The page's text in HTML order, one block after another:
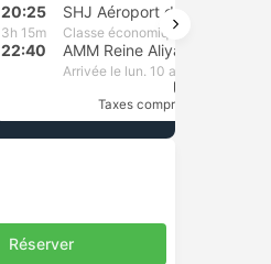
20:25 SHJ Aéroport de Charjah
3h 15m
22:40
Arrivée le lun. 10 août
USD 139
Taxes comprises
Réserver